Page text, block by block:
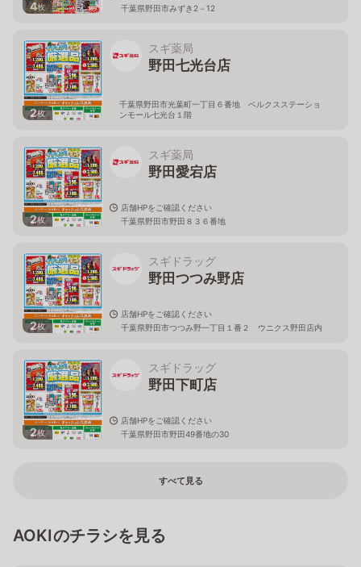
4枚
千葉県野田市みずき2－12
2枚
スギ薬局
野田七光台店
千葉県野田市光葉町一丁目６番地 ベルクスステーショ
ンモール七光台１階
2枚
スギ薬局
野田愛宕店
店舗HPをご確認ください
千葉県野田市野田８３６番地
2枚
スギドラッグ
野田つつみ野店
店舗HPをご確認ください
千葉県野田市つつみ野一丁目１番２ ウニクス野田店内
2枚
スギドラッグ
野田下町店
店舗HPをご確認ください
千葉県野田市野田49番地の30
すべて見る
AOKIのチラシを見る